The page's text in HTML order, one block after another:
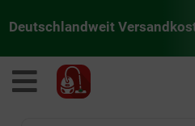
Deutschlandweit
staubsaugermanufaktur